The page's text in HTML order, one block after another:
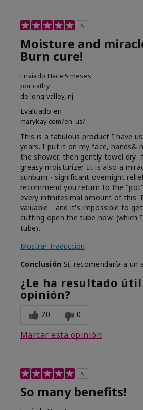
5
Moisture and
Burn cure!
Enviado Hace 5 meses
por cathy
de long valley, nj
Evaluado en
marykay.com/en-us/
This is a fabulous product I have
years. I put it on my face, hands&
the shower, then gently towel dry -
greasy moisturizer. It is also a
sunburn - significant overnight
recommend you return to the
every infinitesimal amount of this
valuable - and it's impossible to
cutting open the tube now. (which
tube).
Mostrar Traducción
Conclusión Sí, recomendaría a un
¿Le ha resultado
opinión?
20 0
Marcar esta opinión
5
So many benefits!